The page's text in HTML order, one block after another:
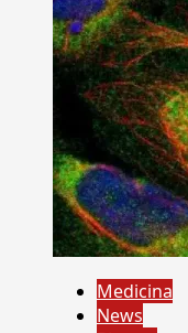
Medicina
News